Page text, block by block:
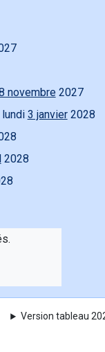
novembre 2027
3 janvier2028
2028
Version tableau